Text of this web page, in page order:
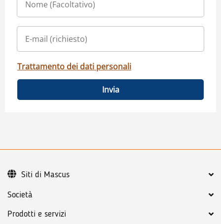
Trattamento dei dati personali
Invia
Società
Prodotti e servizi
Siti di Mascus